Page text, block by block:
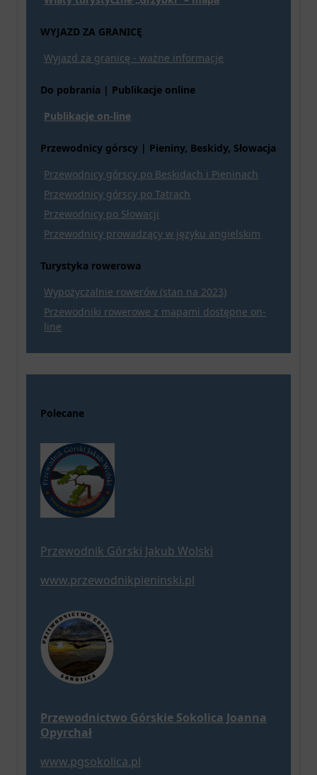
WYJAZD ZA GRANICĘ
Wyjazd za granicę - ważne informacje
Do pobrania | Publikacje online
Publikacje on-line
Przewodnicy górscy | Pieniny, Beskidy, Słowacja
Przewodnicy górscy po Beskidach i Pieninach
Przewodnicy górscy po Tatrach
Przewodnicy po Słowacji
Przewodnicy prowadzący w języku angielskim
Turystyka rowerowa
Wypożyczalnie rowerów (stan na 2023)
Przewodniki rowerowe z mapami dostępne on-
line
Polecane
Przewodnik Górski Jakub Wolski
www.przewodnikpieninski.pl
Przewodnictwo Górskie Sokolica Joanna
Opyrchał
www.pgsokolica.pl